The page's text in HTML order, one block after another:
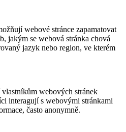
webové stránce zapamatovat
jakým se webová stránka chová
jazyk nebo region, ve kterém
webových stránek
interagují s webovými stránkami
často anonymně.